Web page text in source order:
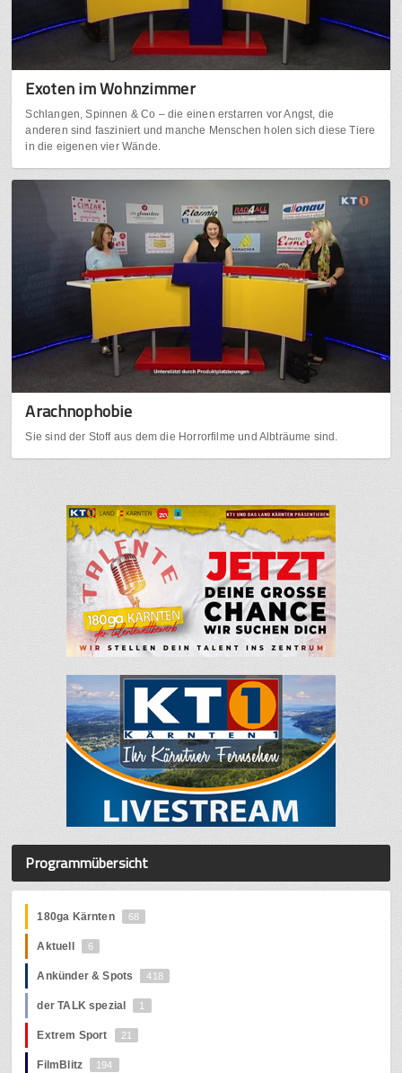
Exoten im Wohnzimmer
Schlangen, Spinnen & Co – die einen erstarren vor Angst, die
anderen sind fasziniert und manche Menschen holen sich diese Tiere
in die eigenen vier Wände.
Arachnophobie
Sie sind der Stoff aus dem die Horrorfilme und Albträume sind.
Programmübersicht
180ga Kärnten 68
Aktuell 6
Ankünder & Spots 418
der TALK spezial 1
Extrem Sport 21
FilmBlitz 194